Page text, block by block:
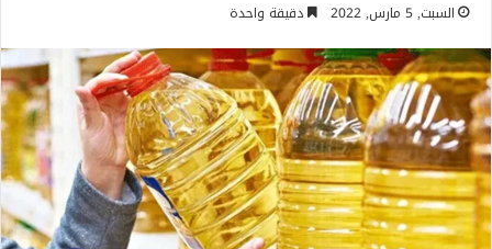
السبت, 5 مارس, 2022 دقيقة واحدة